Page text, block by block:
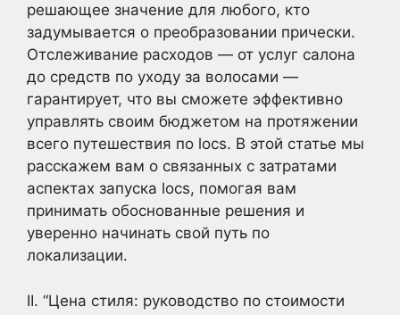
решающее значение для любого, кто
задумывается о преобразовании прически.
Отслеживание расходов — от услуг салона
до средств по уходу за волосами —
гарантирует, что вы сможете эффективно
управлять своим бюджетом на протяжении
всего путешествия по locs. В этой статье мы
расскажем вам о связанных с затратами
аспектах запуска locs, помогая вам
принимать обоснованные решения и
уверенно начинать свой путь по
локализации.
II. “Цена стиля: руководство по стоимости